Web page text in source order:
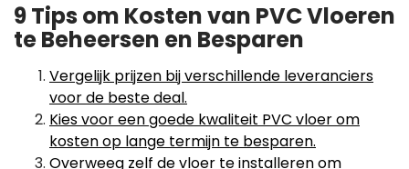
9 Tips om Kosten van PVC Vloeren
te Beheersen en Besparen
Vergelijk prijzen bij verschillende leveranciers
voor de beste deal.
Kies voor een goede kwaliteit PVC vloer om
kosten op lange termijn te besparen.
Overweeg zelf de vloer te installeren om